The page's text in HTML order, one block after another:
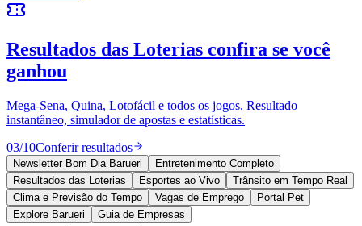
Publicidade Legal
Política
Esportes
Saúde
Cultura
Meio Ambiente
Obras
Educação
Bairros de Barueri
Resultados das Loterias confira se você
ganhou
Mega-Sena, Quina, Lotofácil e todos os jogos. Resultado
instantâneo, simulador de apostas e estatísticas.
03/10Conferir resultados
Newsletter Bom Dia Barueri
Entretenimento Completo
Resultados das Loterias
Esportes ao Vivo
Trânsito em Tempo Real
Clima e Previsão do Tempo
Vagas de Emprego
Portal Pet
Explore Barueri
Guia de Empresas